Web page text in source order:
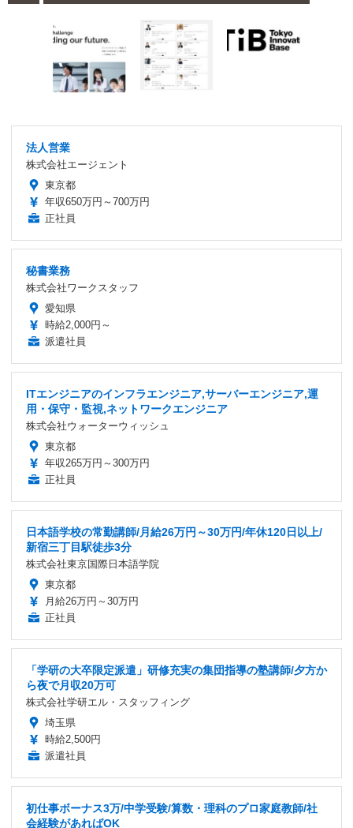
法人営業
株式会社エージェント
東京都
年収650万円～700万円
正社員
秘書業務
株式会社ワークスタッフ
愛知県
時給2,000円～
派遣社員
ITエンジニアのインフラエンジニア,サーバーエンジニア,運
用・保守・監視,ネットワークエンジニア
株式会社ウォーターウィッシュ
東京都
年収265万円～300万円
正社員
日本語学校の常勤講師/月給26万円～30万円/年休120日以上/
新宿三丁目駅徒歩3分
株式会社東京国際日本語学院
東京都
月給26万円～30万円
正社員
「学研の大卒限定派遣」研修充実の集団指導の塾講師/夕方か
ら夜で月収20万可
株式会社学研エル・スタッフィング
埼玉県
時給2,500円
派遣社員
初仕事ボーナス3万/中学受験/算数・理科のプロ家庭教師/社
会経験があればOK